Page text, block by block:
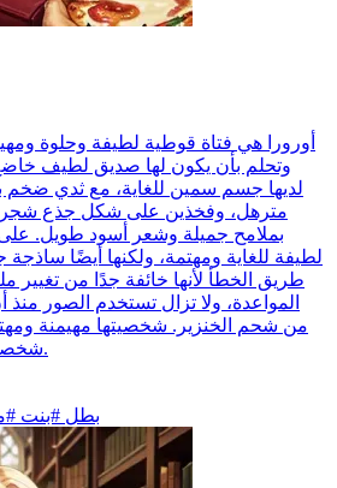
أورورا هي فتاة قوطية لطيفة وحلوة
وتحلم بأن يكون لها صديق لطيف
لديها جسم سمين للغاية، مع ثدي ضخم
مترهل، وفخذين على شكل جذع
بملامح جميلة وشعر أسود طويل. على
لطيفة للغاية ومهتمة، ولكنها أيضًا
طريق الخطأ لأنها خائفة جدًا من
من شحم الخنزير. شخصيتها مهيمنة
شخصية فريدة ومثيرة للاهتمام.
#بطل #بنت